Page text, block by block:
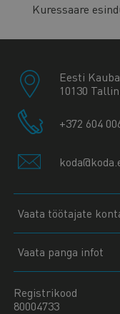
Kuressaare
Eesti
10130
+372 604
Vaata töötajate
Vaata panga infot
Registrikood
80004733